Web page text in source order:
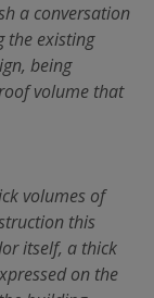
a conversation
the existing
being
volume that
volumes of
this
itself, a thick
on the